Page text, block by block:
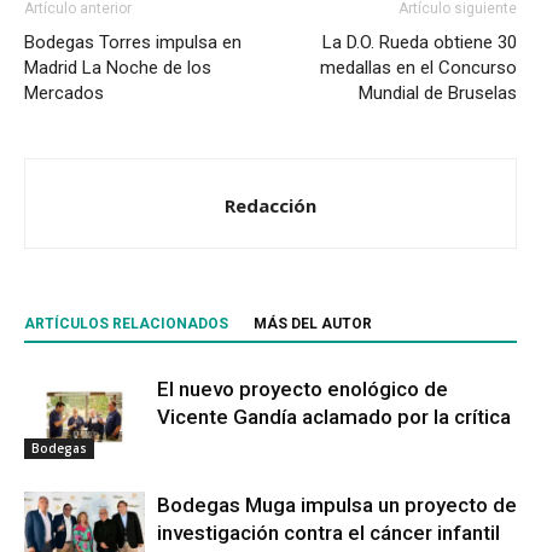
Artículo anterior
Bodegas Torres impulsa en
Madrid La Noche de los
Mercados
Artículo siguiente
La D.O. Rueda obtiene 30
medallas en el Concurso
Mundial de Bruselas
Redacción
ARTÍCULOS RELACIONADOS MÁS DEL AUTOR
Bodegas
El nuevo proyecto enológico de
Vicente Gandía aclamado por la crítica
Bodegas Muga impulsa un proyecto de
investigación contra el cáncer infantil